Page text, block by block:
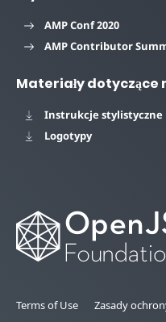
AMP Conf 2020
AMP Contributor
Materiały dotyczące
Instrukcje stylistyczne
Logotypy
Terms of Use Zasady